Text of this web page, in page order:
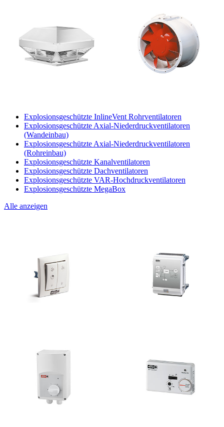
Explosionsgeschützte InlineVent Rohrventilatoren
Explosionsgeschützte Axial-Niederdruckventilatoren
(Wandeinbau)
Explosionsgeschützte Axial-Niederdruckventilatoren
(Rohreinbau)
Explosionsgeschützte Kanalventilatoren
Explosionsgeschützte Dachventilatoren
Explosionsgeschützte VAR-Hochdruckventilatoren
Explosionsgeschützte MegaBox
Alle anzeigen